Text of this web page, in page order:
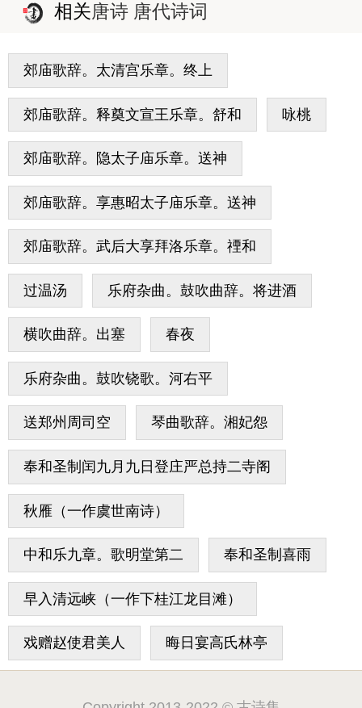
相关唐诗 唐代诗词
郊庙歌辞。太清宫乐章。终上
郊庙歌辞。释奠文宣王乐章。舒和 咏桃
郊庙歌辞。隐太子庙乐章。送神
郊庙歌辞。享惠昭太子庙乐章。送神
郊庙歌辞。武后大享拜洛乐章。禋和
过温汤 乐府杂曲。鼓吹曲辞。将进酒
横吹曲辞。出塞 春夜
乐府杂曲。鼓吹铙歌。河右平
送郑州周司空 琴曲歌辞。湘妃怨
奉和圣制闰九月九日登庄严总持二寺阁
秋雁（一作虞世南诗）
中和乐九章。歌明堂第二 奉和圣制喜雨
早入清远峡（一作下桂江龙目滩）
戏赠赵使君美人 晦日宴高氏林亭